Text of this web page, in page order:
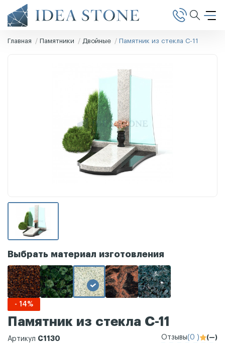
Главная Памятники Двойные Памятник из стекла С-11
Выбрать материал изготовления
- 14%
Памятник из стекла С-11
Артикул С1130 Отзывы(0 ) (—)